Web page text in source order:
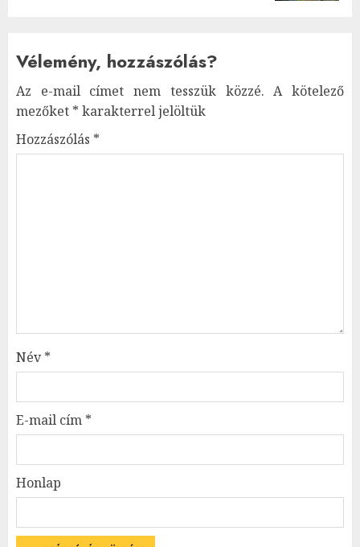
Vélemény, hozzászólás?
Az e-mail címet nem tesszük közzé. A kötelező
mezőket * karakterrel jelöltük
Hozzászólás *
Név*
E-mail cím *
Honlap